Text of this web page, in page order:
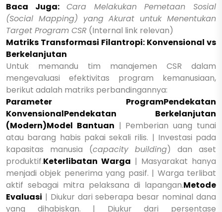
Baca Juga:
Cara Melakukan Pemetaan Sosial
(Social Mapping) yang Akurat untuk Menentukan
Target Program CSR (Internal link relevan)
Matriks Transformasi Filantropi: Konvensional vs
Berkelanjutan
Untuk memandu tim manajemen CSR dalam
mengevaluasi efektivitas program kemanusiaan,
berikut adalah matriks perbandingannya:
Parameter ProgramPendekatan
KonvensionalPendekatan Berkelanjutan
(Modern)Model Bantuan | Pemberian uang tunai
atau barang habis pakai sekali rilis. | Investasi pada
kapasitas manusia (capacity building) dan aset
produktif.Keterlibatan Warga | Masyarakat hanya
menjadi objek penerima yang pasif. | Warga terlibat
aktif sebagai mitra pelaksana di lapangan.Metode
Evaluasi | Diukur dari seberapa besar nominal dana
yang dihabiskan. | Diukur dari persentase